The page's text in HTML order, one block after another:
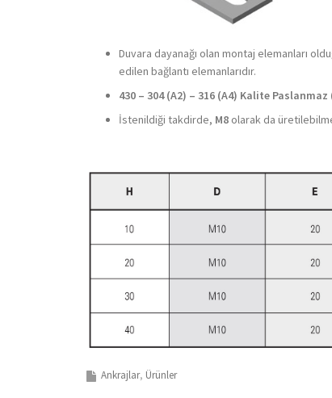
Duvara dayanağı olan montaj elemanları
edilen bağlantı elemanlarıdır.
430 – 304 (A2) – 316 (A4) Kalite Paslanmaz
İstenildiği takdirde, M8 olarak da
Ankrajlar Ürünler